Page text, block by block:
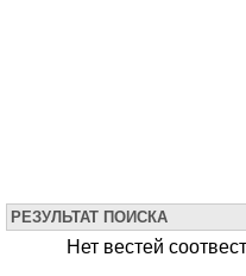
РЕЗУЛЬТАТ ПОИСКА
Нет вестей